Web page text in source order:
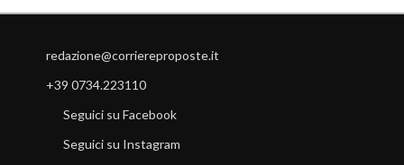
redazione@corriereproposte.it
+39 0734.223110
Seguici su Facebook
Seguici su Instagram